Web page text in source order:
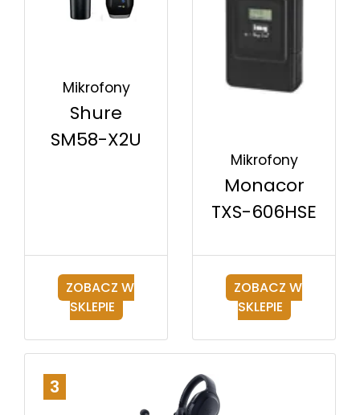
Mikrofony
Shure
SM58-X2U
ZOBACZ W
SKLEPIE
Mikrofony
Monacor
TXS-606HSE
ZOBACZ W
SKLEPIE
3